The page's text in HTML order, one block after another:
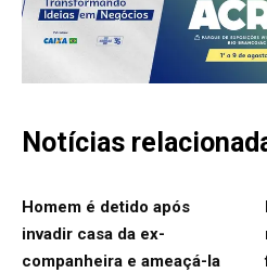
Notícias
Homem é detido após
invadir casa da ex-
companheira e ameaçá-la